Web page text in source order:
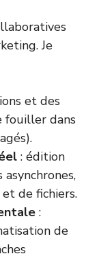
Je
et des
fouiller dans
: édition
de fichiers.
:
de